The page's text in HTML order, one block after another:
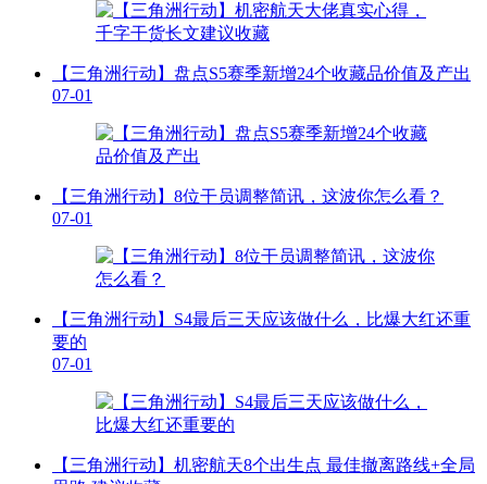
【三角洲行动】盘点S5赛季新增24个收藏品价值及产出
07-01
【三角洲行动】8位干员调整简讯，这波你怎么看？
07-01
【三角洲行动】S4最后三天应该做什么，比爆大红还重
要的
07-01
【三角洲行动】机密航天8个出生点 最佳撤离路线+全局